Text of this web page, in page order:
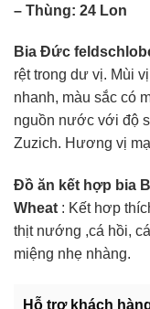
– Thùng: 24 Lon
Bia Đức
rệt trong dư vị. Mùi
nhanh, màu sắc có
nguồn nước với độ
Zuzich. Hương vị
Đồ ăn kết hợp bia
Wheat : Kết hơp
thịt nướng ,cá hồi,
miệng nhẹ nhàng.
Hỗ trợ khách